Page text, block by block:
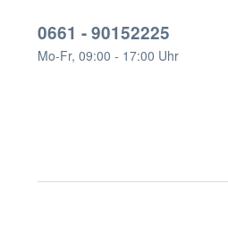
0661 - 90152225
Mo-Fr, 09:00 - 17:00 Uhr